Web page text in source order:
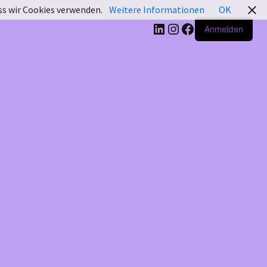
LinkedIn
Instagram
Facebook
Anmelden
wir Cookies verwenden. Weitere Informationen OK